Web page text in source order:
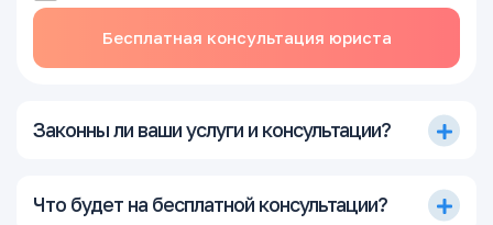
Бесплатная консультация юриста
Законны ли ваши услуги и консультации?
Что будет на бесплатной консультации?